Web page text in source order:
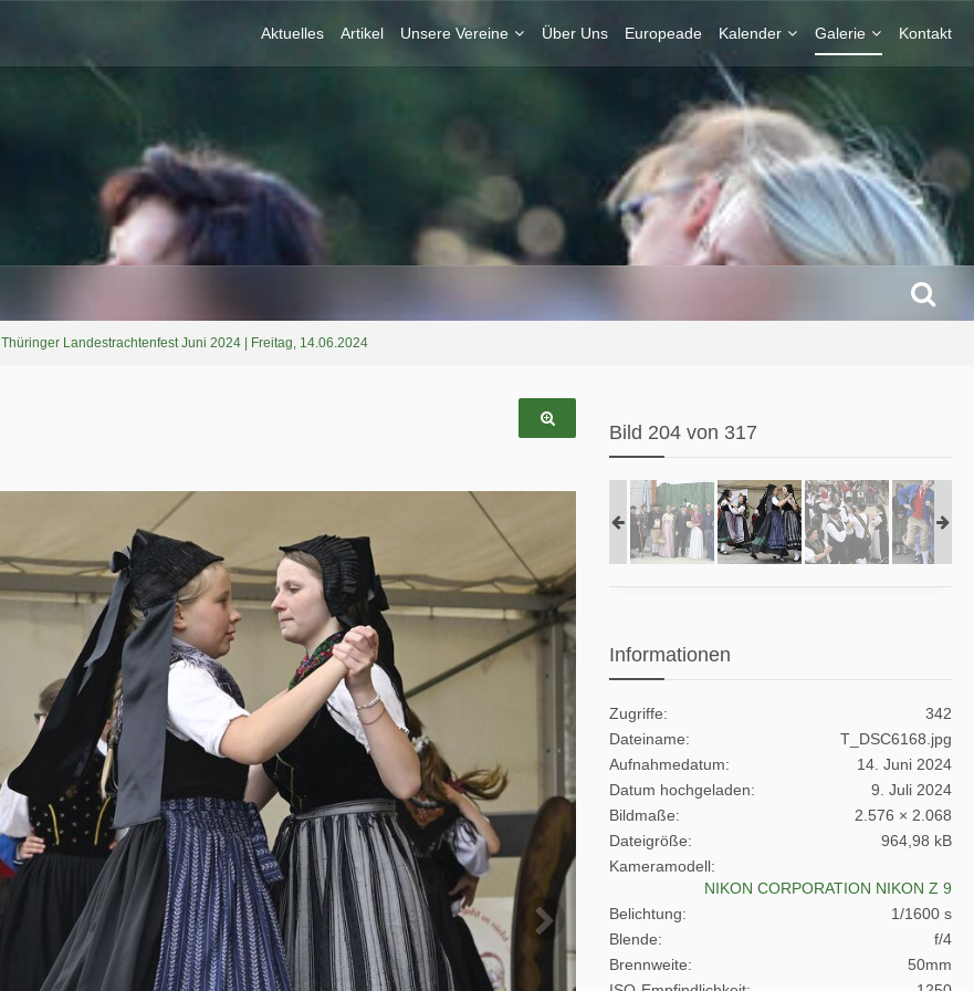
Aktuelles Artikel Unsere Vereine Über Uns Europeade Kalender Galerie Kontakt
Thüringer Landestrachtenfest Juni 2024 | Freitag, 14.06.2024
Bild 204 von 317
Informationen
Zugriffe
342
Dateiname
T_DSC6168.jpg
Aufnahmedatum
14. Juni 2024
Datum hochgeladen
9. Juli 2024
Bildmaße
2.576 × 2.068
Dateigröße
964,98 kB
Kameramodell
NIKON CORPORATION NIKON Z 9
Belichtung
1/1600 s
Blende
f/4
Brennweite
50mm